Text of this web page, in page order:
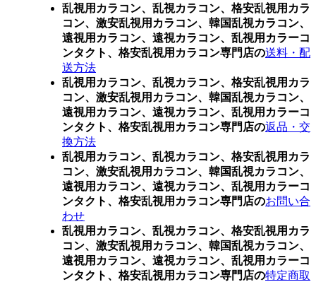
乱視用カラコン、乱視カラコン、格安乱視用カラ
コン、激安乱視用カラコン、韓国乱視カラコン、
遠視用カラコン、遠視カラコン、乱視用カラーコ
ンタクト、格安乱視用カラコン専門店の送料・配
送方法
乱視用カラコン、乱視カラコン、格安乱視用カラ
コン、激安乱視用カラコン、韓国乱視カラコン、
遠視用カラコン、遠視カラコン、乱視用カラーコ
ンタクト、格安乱視用カラコン専門店の返品・交
換方法
乱視用カラコン、乱視カラコン、格安乱視用カラ
コン、激安乱視用カラコン、韓国乱視カラコン、
遠視用カラコン、遠視カラコン、乱視用カラーコ
ンタクト、格安乱視用カラコン専門店のお問い合
わせ
乱視用カラコン、乱視カラコン、格安乱視用カラ
コン、激安乱視用カラコン、韓国乱視カラコン、
遠視用カラコン、遠視カラコン、乱視用カラーコ
ンタクト、格安乱視用カラコン専門店の特定商取